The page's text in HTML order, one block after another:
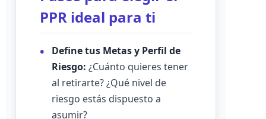
PPR ideal para ti
Define tus Metas y Perfil de
Riesgo: ¿Cuánto quieres tener
al retirarte? ¿Qué nivel de
riesgo estás dispuesto a
asumir?